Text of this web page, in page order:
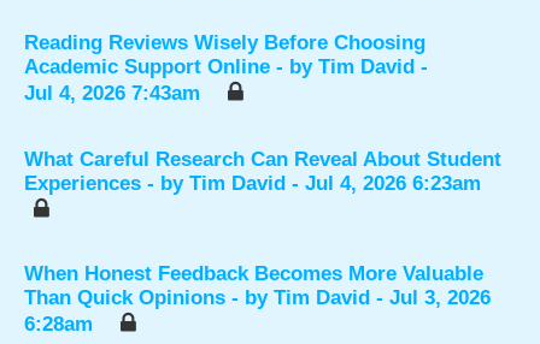
Reading Reviews Wisely Before Choosing
Academic Support Online - by Tim David -
Jul 4, 2026 7:43am
What Careful Research Can Reveal About Student
Experiences - by Tim David - Jul 4, 2026 6:23am
When Honest Feedback Becomes More Valuable
Than Quick Opinions - by Tim David - Jul 3, 2026
6:28am